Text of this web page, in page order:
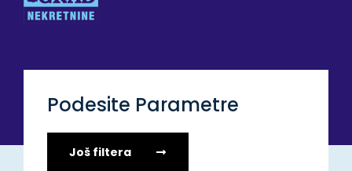
Podesite Parametre
Još filtera